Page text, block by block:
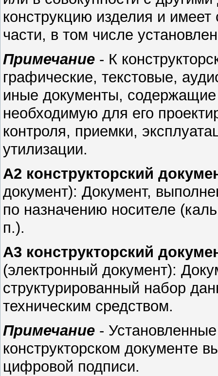
конструкцию изделия и
части, в том числе
Примечание - К
графические, текстовые,
иные документы,
необходимую для его
контроля, приемки,
утилизации.
А2 конструкторский
документ): Документ,
по назначению носителе
п.).
А3 конструкторский
(электронный документ):
структурированный набор
техническим средством.
Примечание -
конструкторском документе
цифровой подписи.